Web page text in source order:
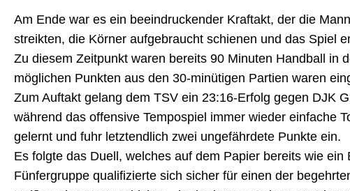
Am Ende war es ein beeindruckender Kraftakt, der die
streikten, die Körner aufgebraucht schienen und das Spiel
Zu diesem Zeitpunkt waren bereits 90 Minuten Handball in
möglichen Punkten aus den 30-minütigen Partien waren
Zum Auftakt gelang dem TSV ein 23:16-Erfolg gegen DJK
während das offensive Tempospiel immer wieder einfache
gelernt und fuhr letztendlich zwei ungefährdete Punkte ein.
Es folgte das Duell, welches auf dem Papier bereits wie
Fünfergruppe qualifizierte sich sicher für einen der